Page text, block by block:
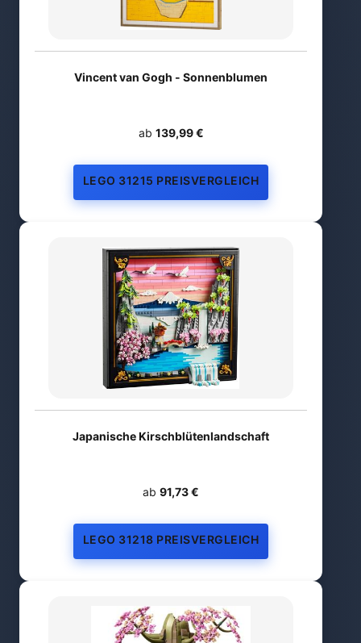
Vincent van Gogh - Sonnenblumen
ab 139,99 €
LEGO 31215 PREISVERGLEICH
Japanische Kirschblütenlandschaft
ab 91,73 €
LEGO 31218 PREISVERGLEICH